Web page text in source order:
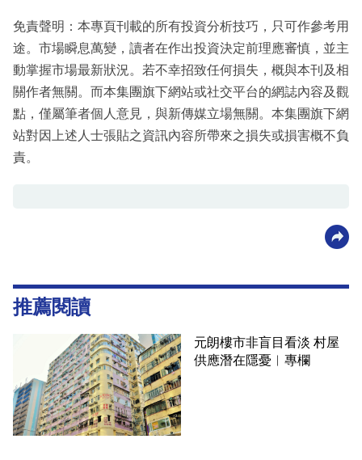
免責聲明：本專頁刊載的所有投資分析技巧，只可作參考用
途。市場瞬息萬變，讀者在作出投資決定前理應審慎，並主
動掌握市場最新狀況。若不幸招致任何損失，概與本刊及相
關作者無關。而本集團旗下網站或社交平台的網誌內容及觀
點，僅屬筆者個人意見，與新傳媒立場無關。本集團旗下網
站對因上述人士張貼之資訊內容所帶來之損失或損害概不負
責。
推薦閱讀
元朗樓市非盲目看淡 村屋
供應潛在隱憂︳專欄